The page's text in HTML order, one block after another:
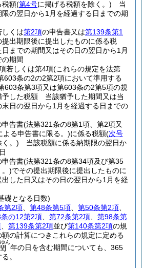
税額(第4号に掲げる税額を除く。) 当
の翌日から1月を経過する日までの期
しくは第2項の申告書又は第139条第1
出期限後に提出したものに係る税
までの期間又はその日の翌日から1月
期間
若しくは第4項(これらの規定を法第
603条の2の2第2項において準用する
第603条第3項又は第603条の2第5項の規
予した税額 当該猶予した期間又は当
日の翌日から1月を経過する日までの
申告書(法第321条の8第1項、第2項又
よる申告書に限る。)に係る税額(次号
く。) 当該税額に係る納期限の翌日か
申告書(法第321条の8第34項及び第35
。)でその提出期限後に提出したものに
した日又はその日の翌日から1月を経
礎となる日数)
第2項 第48条第5項 第50条第2項
の12第2項 第72条第2項
第98条第
第139条第2項並び第140条第2項の規
の計算につきこれらの規定に定める
閏
ん
年の日を含む期間についても、365
。